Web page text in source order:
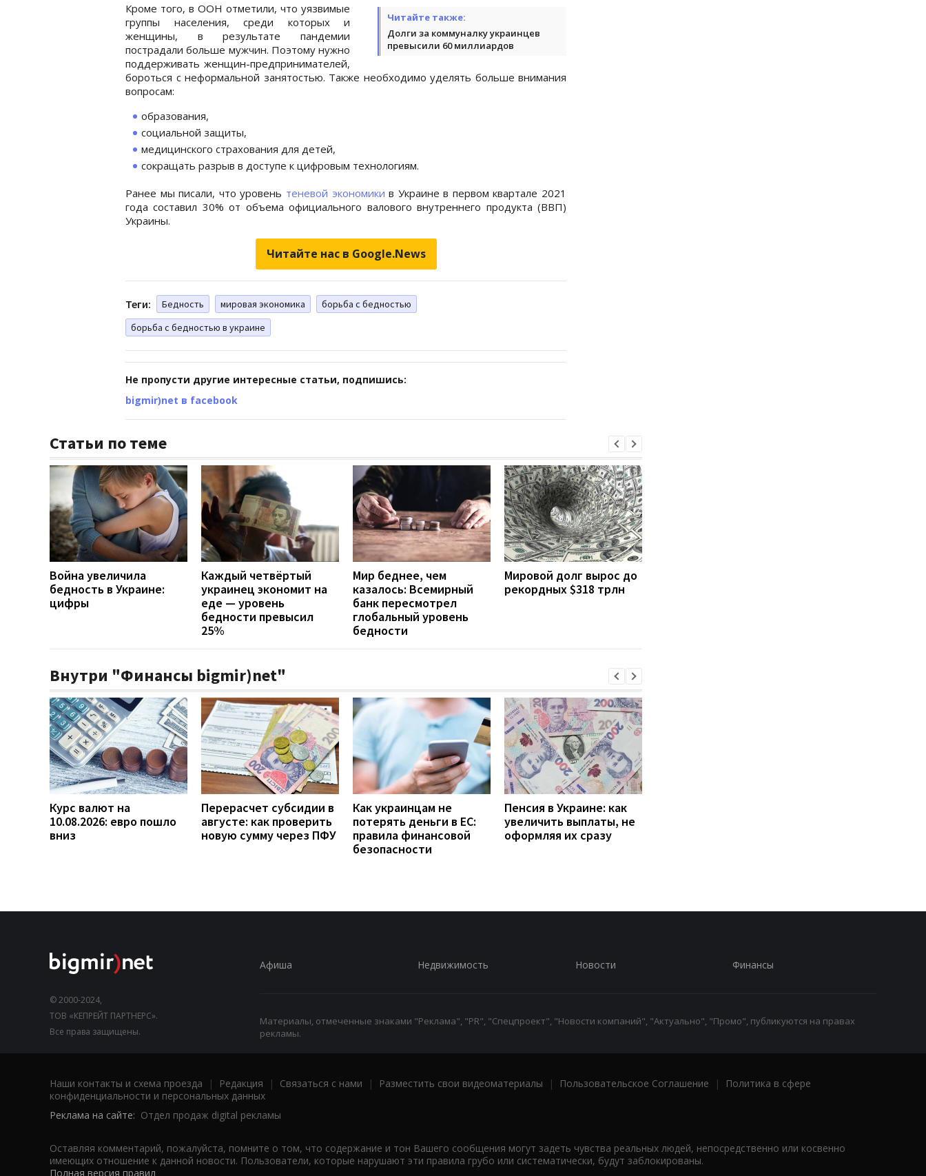
Читайте также:
Долги за коммуналку украинцев
превысили 60 миллиардов
Кроме того, в ООН отметили, что уязвимые
группы населения, среди которых и
женщины, в результате пандемии
пострадали больше мужчин. Поэтому нужно
поддерживать женщин-предпринимателей,
бороться с неформальной занятостью. Также необходимо уделять больше внимания
вопросам:
образования,
социальной защиты,
медицинского страхования для детей,
сокращать разрыв в доступе к цифровым технологиям.
Ранее мы писали, что уровень теневой экономики в Украине в первом квартале 2021
года составил 30% от объема официального валового внутреннего продукта (ВВП)
Украины.
Читайте нас в Google.News
Теги: Бедность мировая экономика
борьба с бедностью
борьба с бедностью в украине
Не пропусти другие интересные статьи, подпишись:
bigmir)net в facebook
Статьи по теме
Война увеличила
бедность в Украине:
цифры
Каждый четвёртый
украинец экономит на
еде — уровень
бедности превысил
25%
Мир беднее, чем
казалось: Всемирный
банк пересмотрел
глобальный уровень
бедности
Мировой долг вырос до
рекордных $318 трлн
Внутри "Финансы bigmir)net"
Курс валют на
10.08.2026: евро пошло
вниз
Перерасчет субсидии в
августе: как проверить
новую сумму через ПФУ
Как украинцам не
потерять деньги в ЕС:
правила финансовой
безопасности
Пенсия в Украине: как
увеличить выплаты, не
оформляя их сразу
© 2000-2024,
ТОВ «КЕПРЕЙТ ПАРТНЕРС».
Все права защищены.
Афиша Недвижимость Новости Финансы
Материалы, отмеченные знаками "Реклама", "PR", "Спецпроект", "Новости компаний", "Актуально", "Промо", публикуются на правах
рекламы.
Наши контакты и схема проезда | Редакция | Связаться с нами | Разместить свои видеоматериалы | Пользовательское Соглашение |
Политика в сфере
конфиденциальности и персональных данных
Реклама на сайте: Отдел продаж digital рекламы
Оставляя комментарий, пожалуйста, помните о том, что содержание и тон Вашего сообщения могут задеть чувства реальных людей, непосредственно или косвенно
имеющих отношение к данной новости. Пользователи, которые нарушают эти правила грубо или систематически, будут заблокированы.
Полная версия правил